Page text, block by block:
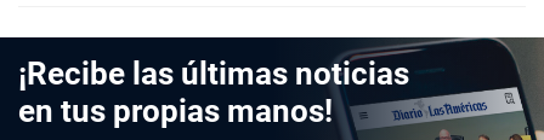
¡Recibe las últimas noticias
en tus propias manos!